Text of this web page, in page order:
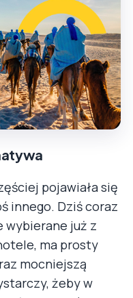
pojawiała się
innego. Dziś coraz
wybierane już z
ma prosty
mocniejszą
żeby w